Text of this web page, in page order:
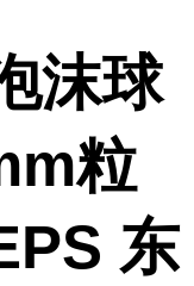
沫球
粒
东